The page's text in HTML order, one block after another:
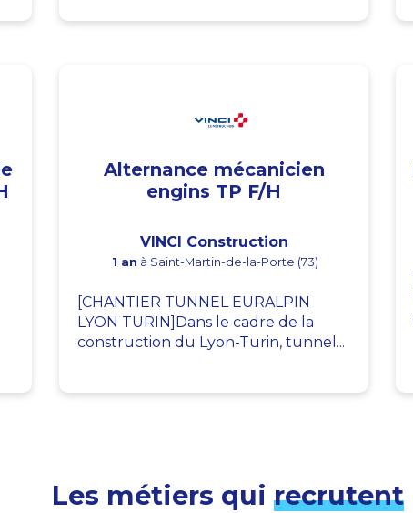
Alternance mécanicien
engins TP F/H
VINCI Construction
1 an à Saint-Martin-de-la-Porte (73)
[CHANTIER TUNNEL EURALPIN
LYON TURIN]Dans le cadre de la
construction du Lyon-Turin, tunnel...
Les métiers qui recrutent